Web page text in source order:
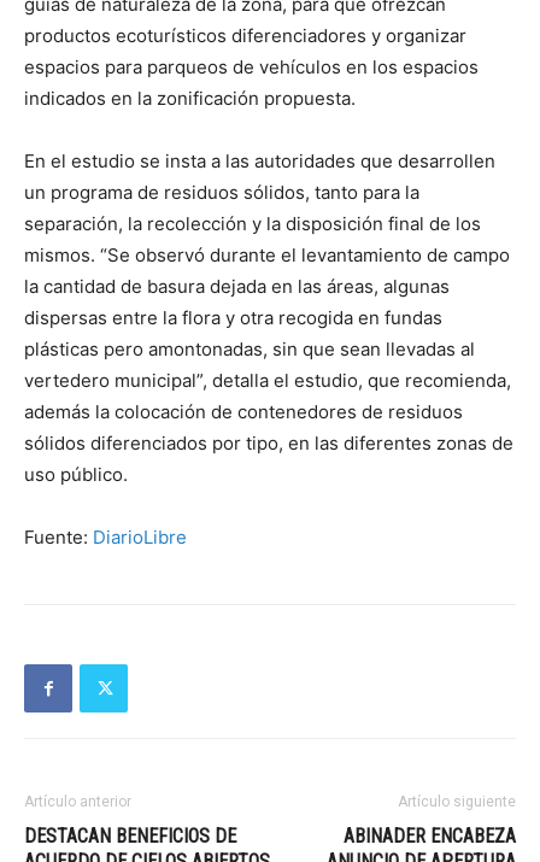
productos ecoturísticos diferenciadores y organizar
espacios para parqueos de vehículos en los espacios
indicados en la zonificación propuesta.
En el estudio se insta a las autoridades que desarrollen
un programa de residuos sólidos, tanto para la
separación, la recolección y la disposición final de los
mismos. “Se observó durante el levantamiento de campo
la cantidad de basura dejada en las áreas, algunas
dispersas entre la flora y otra recogida en fundas
plásticas pero amontonadas, sin que sean llevadas al
vertedero municipal”, detalla el estudio, que recomienda,
además la colocación de contenedores de residuos
sólidos diferenciados por tipo, en las diferentes zonas de
uso público.
Fuente: DiarioLibre
Artículo anterior
DESTACAN BENEFICIOS DE
Artículo siguiente
ABINADER ENCABEZA